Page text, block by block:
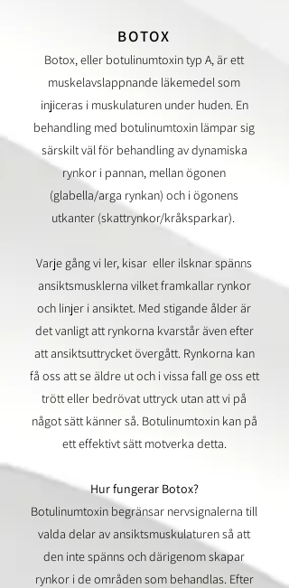
BOTOX
Botox, eller botulinumtoxin typ A, är ett
muskelavslappnande läkemedel som
injiceras i muskulaturen under huden. En
behandling med botulinumtoxin lämpar sig
särskilt väl för behandling av dynamiska
rynkor i pannan, mellan ögonen
(glabella/arga rynkan) och i ögonens
utkanter (skattrynkor/kråksparkar).
Varje gång vi ler, kisar eller ilsknar spänns
ansiktsmusklerna vilket framkallar rynkor
och linjer i ansiktet. Med stigande ålder är
det vanligt att rynkorna kvarstår även efter
att ansiktsuttrycket övergått. Rynkorna kan
få oss att se äldre ut och i vissa fall ge oss ett
trött eller bedrövat uttryck utan att vi på
något sätt känner så. Botulinumtoxin kan på
ett effektivt sätt motverka detta.
Hur fungerar Botox?
Botulinumtoxin begränsar nervsignalerna till
valda delar av ansiktsmuskulaturen så att
den inte spänns och därigenom skapar
rynkor i de områden som behandlas. Efter